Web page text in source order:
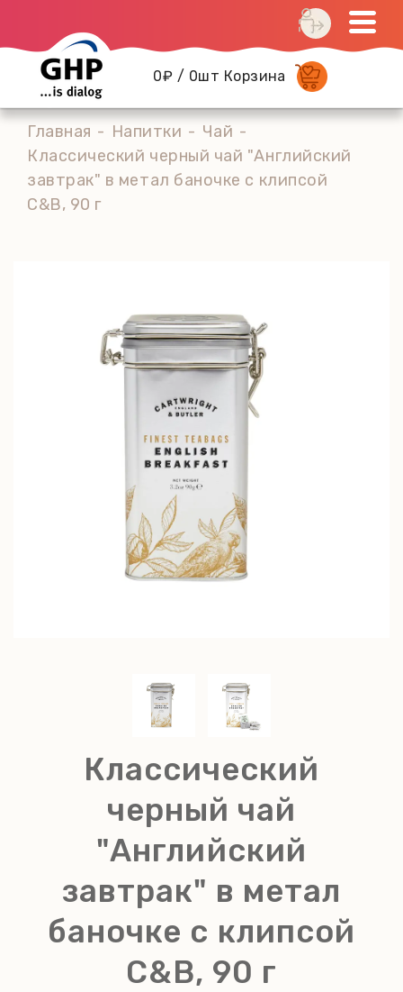
0₽ / 0шт Корзина
Главная Напитки
Чай
Классический черный чай "Английский
завтрак" в метал баночке с клипсой
C&B, 90 г
Классический
черный чай
"Английский
завтрак" в метал
баночке с клипсой
C&B, 90 г